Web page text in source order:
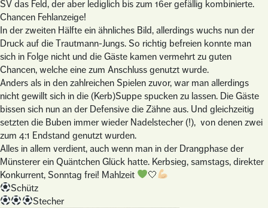
SV das Feld, der aber lediglich bis zum 16er gefällig kombinierte.
Chancen Fehlanzeige!
In der zweiten Hälfte ein ähnliches Bild, allerdings wuchs nun der
Druck auf die Trautmann-Jungs. So richtig befreien konnte man
sich in Folge nicht und die Gäste kamen vermehrt zu guten
Chancen, welche eine zum Anschluss genutzt wurde.
Anders als in den zahlreichen Spielen zuvor, war man allerdings
nicht gewillt sich in die (Kerb)Suppe spucken zu lassen. Die Gäste
bissen sich nun an der Defensive die Zähne aus. Und gleichzeitig
setzten die Buben immer wieder Nadelstecher (!), von denen zwei
zum 4:1 Endstand genutzt wurden.
Alles in allem verdient, auch wenn man in der Drangphase der
Münsterer ein Quäntchen Glück hatte. Kerbsieg, samstags, direkter
Konkurrent, Sonntag frei! Mahlzeit
🤍
Schütz
Stecher